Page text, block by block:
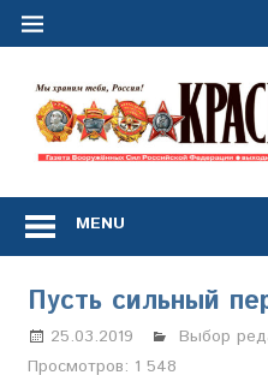
Перейти
Сил
Российской
Федерации
*
выходит
с
MENU
Пусть сильный
25.03.2019 Марина
Выбор
Просмотров: 1 548